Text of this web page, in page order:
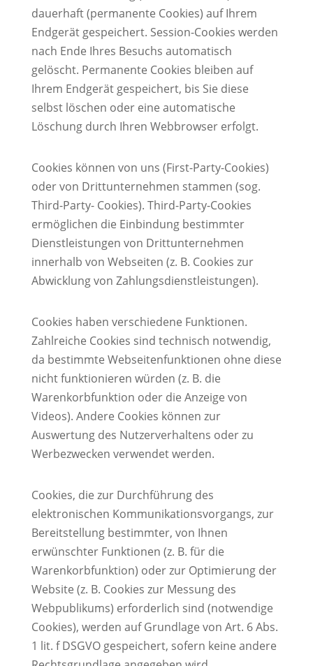
dauerhaft (permanente Cookies) auf Ihrem
Endgerät gespeichert. Session-Cookies werden
nach Ende Ihres Besuchs automatisch
gelöscht. Permanente Cookies bleiben auf
Ihrem Endgerät gespeichert, bis Sie diese
selbst löschen oder eine automatische
Löschung durch Ihren Webbrowser erfolgt.
Cookies können von uns (First-Party-Cookies)
oder von Drittunternehmen stammen (sog.
Third-Party- Cookies). Third-Party-Cookies
ermöglichen die Einbindung bestimmter
Dienstleistungen von Drittunternehmen
innerhalb von Webseiten (z. B. Cookies zur
Abwicklung von Zahlungsdienstleistungen).
Cookies haben verschiedene Funktionen.
Zahlreiche Cookies sind technisch notwendig,
da bestimmte Webseitenfunktionen ohne diese
nicht funktionieren würden (z. B. die
Warenkorbfunktion oder die Anzeige von
Videos). Andere Cookies können zur
Auswertung des Nutzerverhaltens oder zu
Werbezwecken verwendet werden.
Cookies, die zur Durchführung des
elektronischen Kommunikationsvorgangs, zur
Bereitstellung bestimmter, von Ihnen
erwünschter Funktionen (z. B. für die
Warenkorbfunktion) oder zur Optimierung der
Website (z. B. Cookies zur Messung des
Webpublikums) erforderlich sind (notwendige
Cookies), werden auf Grundlage von Art. 6 Abs.
1 lit. f DSGVO gespeichert, sofern keine andere